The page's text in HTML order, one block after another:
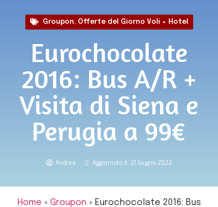
Groupon, Offerte del Giorno Voli + Hotel
Eurochocolate
2016: Bus A/R +
Visita di Siena e
Perugia a 99€
Andrea Aggiornato il: 21 Giugno 2023
Home » Groupon » Eurochocolate 2016: Bus